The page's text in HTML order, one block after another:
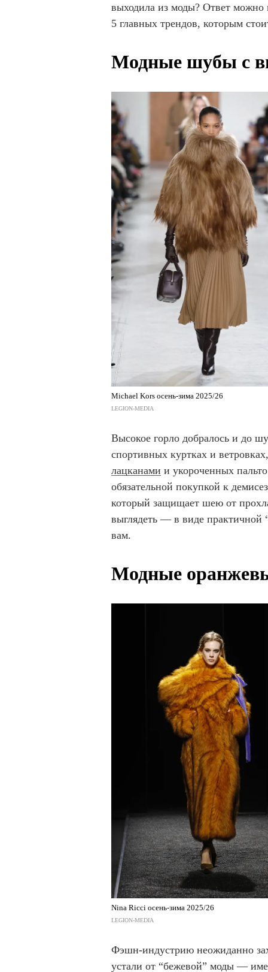
выходила из моды? Ответ
5 главных трендов, которым
Модные шубы с
Michael Kors осень-зима 2025/26
LEGION-MEDIA
Высокое горло добралось и до
спортивных куртках и
лацканами и укороченных
обязательной покупкой к
который защищает шею от
выглядеть — в виде практичной
вам.
Модные
Nina Ricci осень-зима 2025/26
LEGION-MEDIA
Фэшн-индустрию неожиданно
устали от “бежевой” моды —